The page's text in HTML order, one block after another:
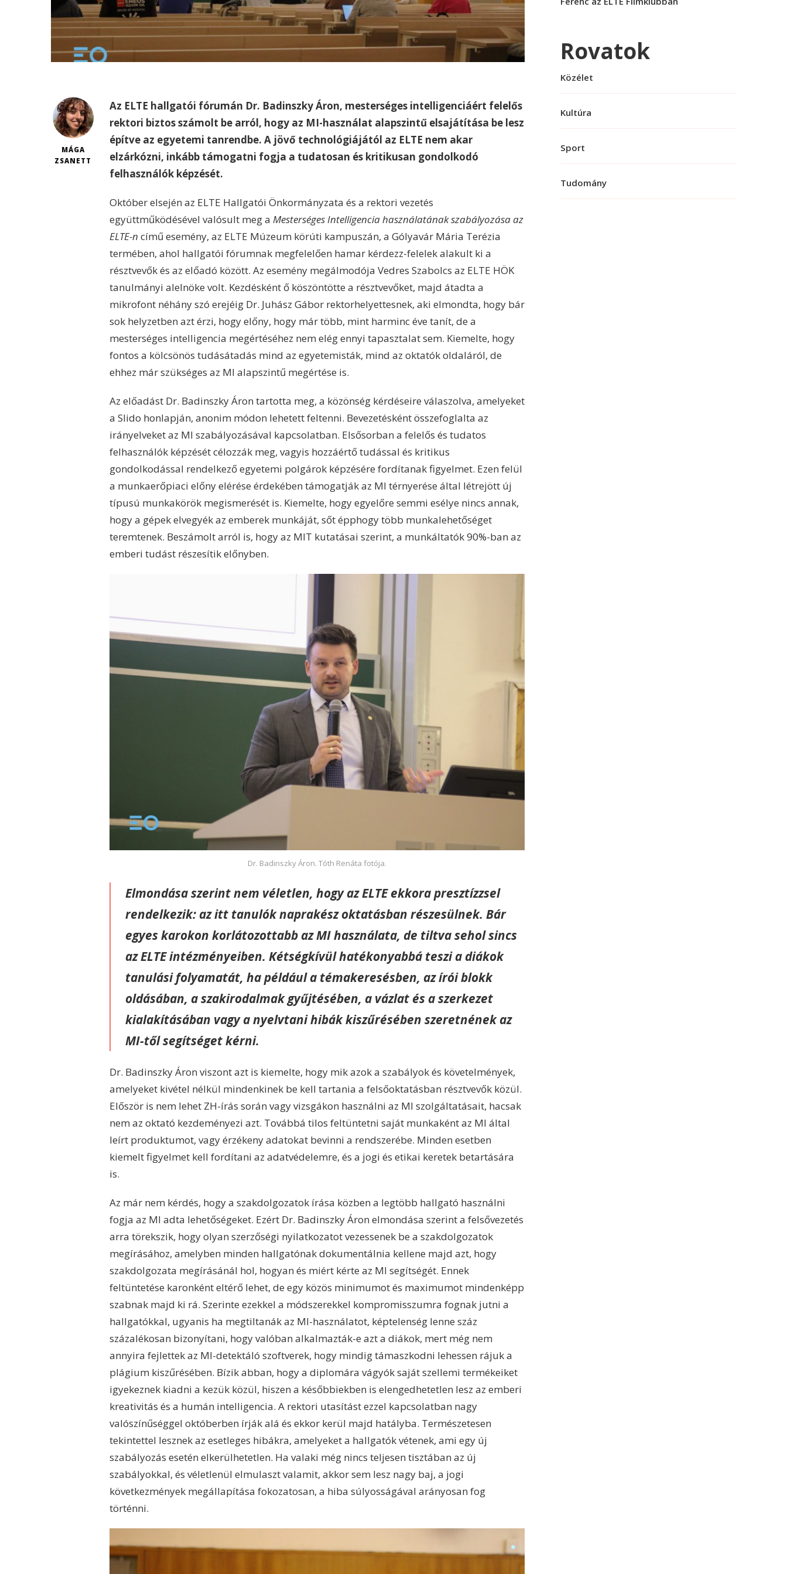
MÁGA
ZSANETT
Az ELTE hallgatói fórumán Dr. Badinszky Áron, mesterséges intelligenciáért felelős
rektori biztos számolt be arról, hogy az MI-használat alapszintű elsajátítása be lesz
építve az egyetemi tanrendbe. A jövő technológiájától az ELTE nem akar
elzárkózni, inkább támogatni fogja a tudatosan és kritikusan gondolkodó
felhasználók képzését.
Október elsején az ELTE Hallgatói Önkormányzata és a rektori vezetés
együttműködésével valósult meg a Mesterséges Intelligencia használatának szabályozása az
ELTE-n című esemény, az ELTE Múzeum körúti kampuszán, a Gólyavár Mária Terézia
termében, ahol hallgatói fórumnak megfelelően hamar kérdezz-felelek alakult ki a
résztvevők és az előadó között. Az esemény megálmodója Vedres Szabolcs az ELTE HÖK
tanulmányi alelnöke volt. Kezdésként ő köszöntötte a résztvevőket, majd átadta a
mikrofont néhány szó erejéig Dr. Juhász Gábor rektorhelyettesnek, aki elmondta, hogy bár
sok helyzetben azt érzi, hogy előny, hogy már több, mint harminc éve tanít, de a
mesterséges intelligencia megértéséhez nem elég ennyi tapasztalat sem. Kiemelte, hogy
fontos a kölcsönös tudásátadás mind az egyetemisták, mind az oktatók oldaláról, de
ehhez már szükséges az MI alapszintű megértése is.
Az előadást Dr. Badinszky Áron tartotta meg, a közönség kérdéseire válaszolva, amelyeket
a Slido honlapján, anonim módon lehetett feltenni. Bevezetésként összefoglalta az
irányelveket az MI szabályozásával kapcsolatban. Elsősorban a felelős és tudatos
felhasználók képzését célozzák meg, vagyis hozzáértő tudással és kritikus
gondolkodással rendelkező egyetemi polgárok képzésére fordítanak figyelmet. Ezen felül
a munkaerőpiaci előny elérése érdekében támogatják az MI térnyerése által létrejött új
típusú munkakörök megismerését is. Kiemelte, hogy egyelőre semmi esélye nincs annak,
hogy a gépek elvegyék az emberek munkáját, sőt épphogy több munkalehetőséget
teremtenek. Beszámolt arról is, hogy az MIT kutatásai szerint, a munkáltatók 90%-ban az
emberi tudást részesítik előnyben.
Dr. Badinszky Áron. Tóth Renáta fotója.
Elmondása szerint nem véletlen, hogy az ELTE ekkora presztízzsel
rendelkezik: az itt tanulók naprakész oktatásban részesülnek. Bár
egyes karokon korlátozottabb az MI használata, de tiltva sehol sincs
az ELTE intézményeiben. Kétségkívül hatékonyabbá teszi a diákok
tanulási folyamatát, ha például a témakeresésben, az írói blokk
oldásában, a szakirodalmak gyűjtésében, a vázlat és a szerkezet
kialakításában vagy a nyelvtani hibák kiszűrésében szeretnének az
MI-től segítséget kérni.
Dr. Badinszky Áron viszont azt is kiemelte, hogy mik azok a szabályok és követelmények,
amelyeket kivétel nélkül mindenkinek be kell tartania a felsőoktatásban résztvevők közül.
Először is nem lehet ZH-írás során vagy vizsgákon használni az MI szolgáltatásait, hacsak
nem az oktató kezdeményezi azt. Továbbá tilos feltüntetni saját munkaként az MI által
leírt produktumot, vagy érzékeny adatokat bevinni a rendszerébe. Minden esetben
kiemelt figyelmet kell fordítani az adatvédelemre, és a jogi és etikai keretek betartására
is.
Az már nem kérdés, hogy a szakdolgozatok írása közben a legtöbb hallgató használni
fogja az MI adta lehetőségeket. Ezért Dr. Badinszky Áron elmondása szerint a felsővezetés
arra törekszik, hogy olyan szerzőségi nyilatkozatot vezessenek be a szakdolgozatok
megírásához, amelyben minden hallgatónak dokumentálnia kellene majd azt, hogy
szakdolgozata megírásánál hol, hogyan és miért kérte az MI segítségét. Ennek
feltüntetése karonként eltérő lehet, de egy közös minimumot és maximumot mindenképp
szabnak majd ki rá. Szerinte ezekkel a módszerekkel kompromisszumra fognak jutni a
hallgatókkal, ugyanis ha megtiltanák az MI-használatot, képtelenség lenne száz
százalékosan bizonyítani, hogy valóban alkalmazták-e azt a diákok, mert még nem
annyira fejlettek az MI-detektáló szoftverek, hogy mindig támaszkodni lehessen rájuk a
plágium kiszűrésében. Bízik abban, hogy a diplomára vágyók saját szellemi termékeiket
igyekeznek kiadni a kezük közül, hiszen a későbbiekben is elengedhetetlen lesz az emberi
kreativitás és a humán intelligencia. A rektori utasítást ezzel kapcsolatban nagy
valószínűséggel októberben írják alá és ekkor kerül majd hatályba. Természetesen
tekintettel lesznek az esetleges hibákra, amelyeket a hallgatók vétenek, ami egy új
szabályozás esetén elkerülhetetlen. Ha valaki még nincs teljesen tisztában az új
szabályokkal, és véletlenül elmulaszt valamit, akkor sem lesz nagy baj, a jogi
következmények megállapítása fokozatosan, a hiba súlyosságával arányosan fog
történni.
Rovatok
Közélet
Kultúra
Sport
Tudomány